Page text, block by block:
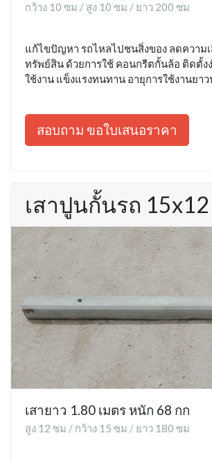
กว้าง 10 ซม / สูง 10 ซม / ยาว 200 ซม
แก้ไขปัญหา รถไหลไปชนสิ่งของ ลดความ
ทรัพย์สิน ด้วยการใช้ คอนกรีตกั้นล้อ ติดตั้ง
ใช้งาน แข็งแรงทนทาน อายุการใช้งานยา
สอบถาม ขอใบเสนอราคา
เสาปูนกั้นรถ 15x12
เสายาว 1.80 เมตร หนัก 68 กก
สูง 12 ซม / กว้าง 15 ซม / ยาว 180 ซม